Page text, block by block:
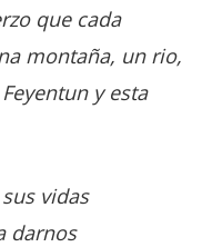
que cada
montaña, un rio,
y esta
vidas
darnos